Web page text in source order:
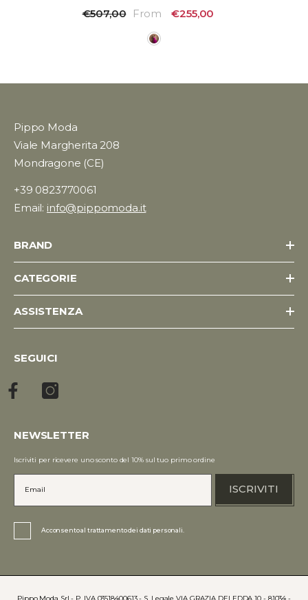
Vivien Luxury
€507,00 From €255,00
Pippo Moda
Viale Margherita 208
Mondragone (CE)
+39 0823770061
Email: info@pippomoda.it
BRAND
CATEGORIE
ASSISTENZA
SEGUICI
NEWSLETTER
Iscriviti per ricevere uno sconto del 10% sul tuo primo ordine
ISCRIVITI
Acconsento al trattamento dei dati personali.